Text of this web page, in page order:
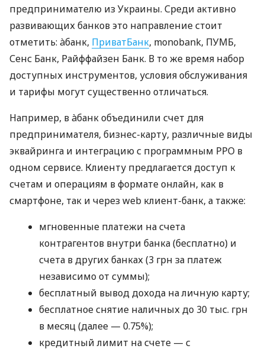
предпринимателю из Украины. Среди активно
развивающих банков это направление стоит
отметить: àбанк, ПриватБанк, monobank, ПУМБ,
Сенс Банк, Райффайзен Банк. В то же время набор
доступных инструментов, условия обслуживания
и тарифы могут существенно отличаться.
Например, в àбанк объединили счет для
предпринимателя, бизнес-карту, различные виды
эквайринга и интеграцию с программным РРО в
одном сервисе. Клиенту предлагается доступ к
счетам и операциям в формате онлайн, как в
смартфоне, так и через web клиент-банк, а также:
мгновенные платежи на счета
контрагентов внутри банка (бесплатно) и
счета в других банках (3 грн за платеж
независимо от суммы);
бесплатный вывод дохода на личную карту;
бесплатное снятие наличных до 30 тыс. грн
в месяц (далее — 0.75%);
кредитный лимит на счете — с